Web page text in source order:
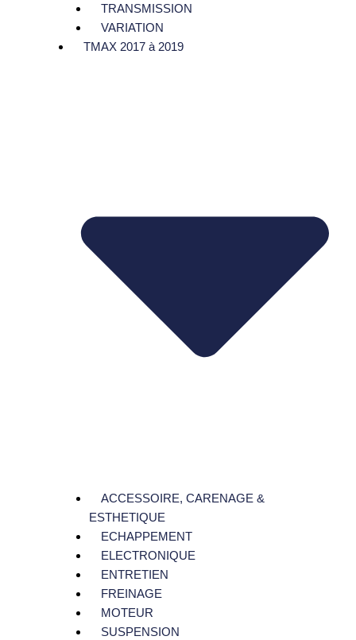
TRANSMISSION
VARIATION
TMAX 2017 à 2019
ACCESSOIRE, CARENAGE &
ESTHETIQUE
ECHAPPEMENT
ELECTRONIQUE
ENTRETIEN
FREINAGE
MOTEUR
SUSPENSION